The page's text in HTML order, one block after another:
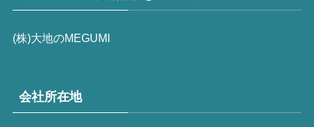
(株)大地のMEGUMI
会社所在地